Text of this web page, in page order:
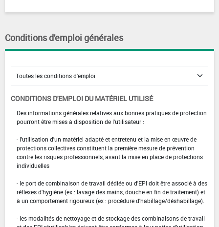
Conditions d'emploi générales
CONDITIONS D'EMPLOI DU MATÉRIEL UTILISÉ
Des informations générales relatives aux bonnes pratiques de protection
pourront être mises à disposition de l'utilisateur :
- l'utilisation d'un matériel adapté et entretenu et la mise en œuvre de
protections collectives constituent la première mesure de prévention
contre les risques professionnels, avant la mise en place de protections
individuelles
- le port de combinaison de travail dédiée ou d'EPI doit être associé à des
réflexes d'hygiène (ex : lavage des mains, douche en fin de traitement) et
à un comportement rigoureux (ex : procédure d'habillage/déshabillage).
- les modalités de nettoyage et de stockage des combinaisons de travail